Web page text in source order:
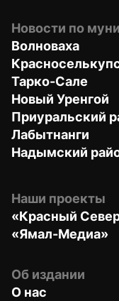
Новости по
Волноваха
Тарко-Сале
Новый Уренгой
Приуральский
Лабытнанги
Надымский
Наши проекты
«Красный
«Ямал-Медиа»
Об издании
О нас